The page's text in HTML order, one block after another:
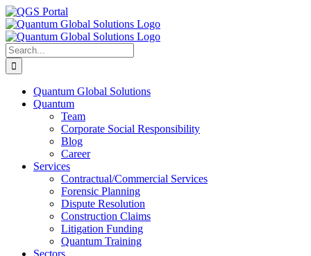
Skip
to
content
LinkedIn
Facebook
X
YouTube
Email
QGS
Portal
Search
for:
Quantum Global Solutions
Quantum
Team
Corporate Social Responsibility
Blog
Career
Services
Contractual/Commercial Services
Forensic Planning
Dispute Resolution
Construction Claims
Litigation Funding
Quantum Training
Sectors